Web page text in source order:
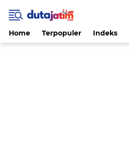
Home Terpopuler Indeks